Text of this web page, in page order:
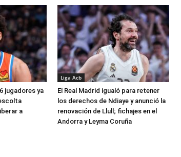
jugadores ya
a
Liga Acb
El Real Madrid igualó para retener
los derechos de Ndiaye y anunció la
renovación de Llull; fichajes en el
Andorra y Leyma Coruña